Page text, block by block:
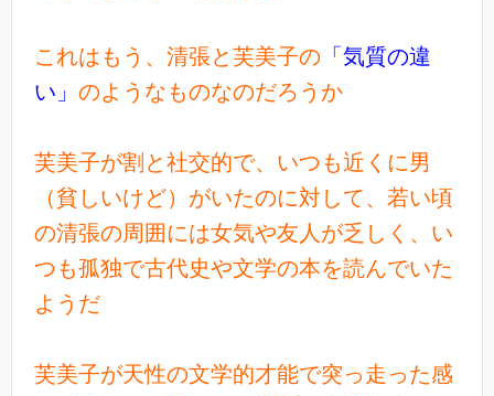
これはもう、清張と芙美子の 「気質の違
い」 のようなものなのだろうか
芙美子が割と社交的で、いつも近くに男
（貧しいけど）がいたのに対して、若い頃
の清張の周囲には女気や友人が乏しく、い
つも孤独で古代史や文学の本を読んでいた
ようだ
芙美子が天性の文学的才能で突っ走った感